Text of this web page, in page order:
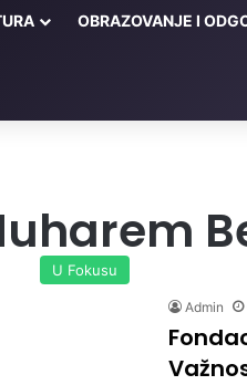
OBRAZOVANJE I
U Fokusu
Admin